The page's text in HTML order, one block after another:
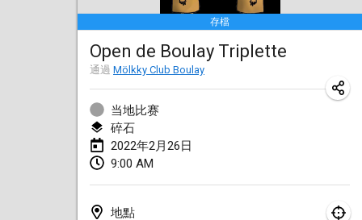
存檔
Open de Boulay Triplette
通過 Mölkky Club Boulay
当地比赛
碎石
2022年2月26日
9:00 AM
地點
KKS Halli Duppeli
2022年1月22日| 芬蘭
Mölkky Tournament - Doubles
2022年1月22日
Suomelan Mölkky-open
2022年1月22日